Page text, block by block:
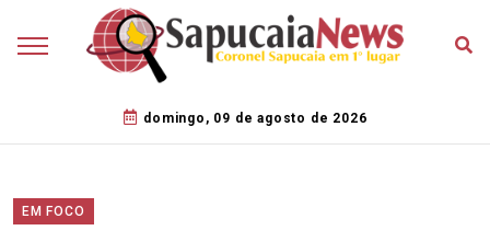
domingo, 09 de agosto de 2026
EM FOCO